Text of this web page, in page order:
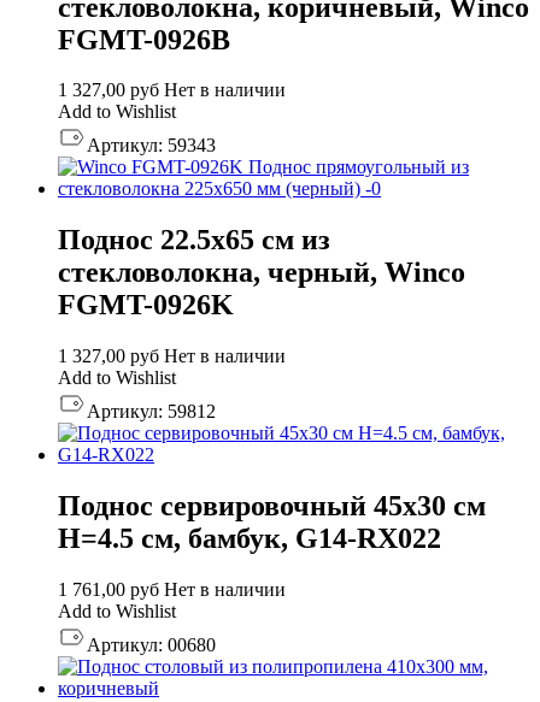
стекловолокна, коричневый, Winco
FGMT-0926B
1 327,00 руб Нет в наличии
Add to Wishlist
Артикул: 59343
Поднос 22.5х65 см из
стекловолокна, черный, Winco
FGMT-0926K
1 327,00 руб Нет в наличии
Add to Wishlist
Артикул: 59812
Поднос сервировочный 45х30 см
H=4.5 см, бамбук, G14-RX022
1 761,00 руб Нет в наличии
Add to Wishlist
Артикул: 00680